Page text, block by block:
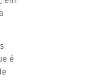
é